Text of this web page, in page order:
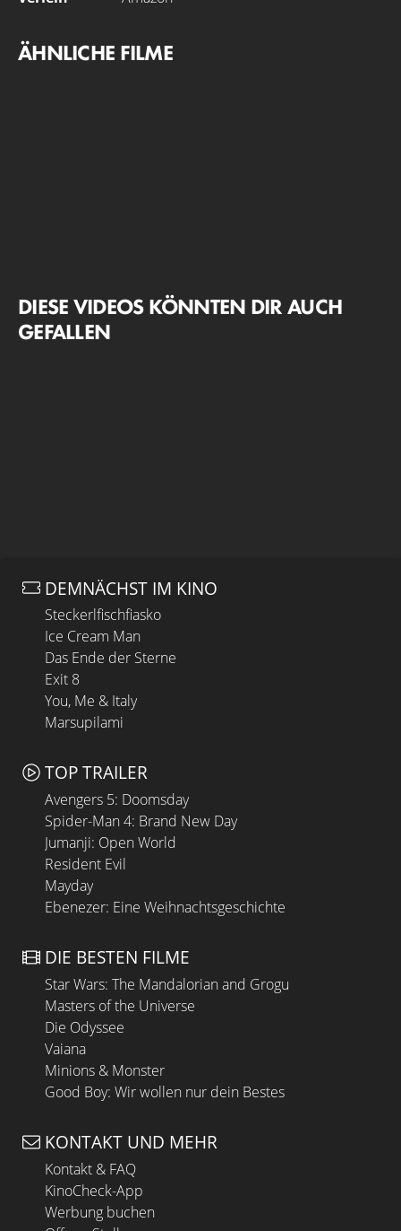
ÄHNLICHE FILME
DIESE VIDEOS KÖNNTEN DIR AUCH
GEFALLEN
DEMNÄCHST IM KINO
Steckerlfischfiasko
Ice Cream Man
Das Ende der Sterne
Exit 8
You, Me & Italy
Marsupilami
TOP TRAILER
Avengers 5: Doomsday
Spider-Man 4: Brand New Day
Jumanji: Open World
Resident Evil
Mayday
Ebenezer: Eine Weihnachtsgeschichte
DIE BESTEN FILME
Star Wars: The Mandalorian and Grogu
Masters of the Universe
Die Odyssee
Vaiana
Minions & Monster
Good Boy: Wir wollen nur dein Bestes
KONTAKT UND MEHR
Kontakt & FAQ
KinoCheck-App
Werbung buchen